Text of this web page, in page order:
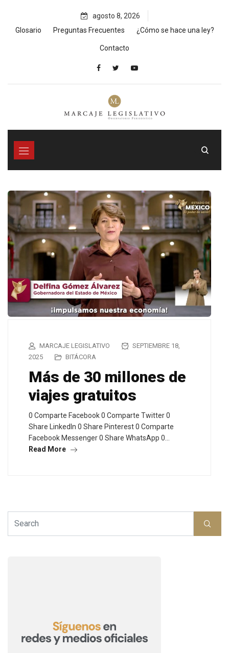
content
agosto 8, 2026
Glosario
Preguntas Frecuentes ¿Cómo se hace una ley?
Contacto
MARCAJE LEGISLATIVO
SEPTIEMBRE 18,
2025
BITÁCORA
Más de 30 millones de
viajes gratuitos
0 Comparte Facebook 0 Comparte Twitter 0
Share LinkedIn 0 Share Pinterest 0 Comparte
Facebook Messenger 0 Share WhatsApp 0…
Read More